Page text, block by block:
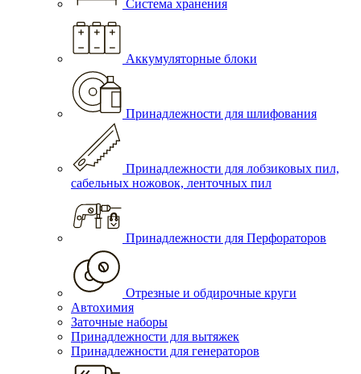
Система хранения
Аккумуляторные блоки
Принадлежности для шлифования
Принадлежности для лобзиковых пил,
сабельных ножовок, ленточных пил
Принадлежности для Перфораторов
Отрезные и обдирочные круги
Автохимия
Заточные наборы
Принадлежности для вытяжек
Принадлежности для генераторов